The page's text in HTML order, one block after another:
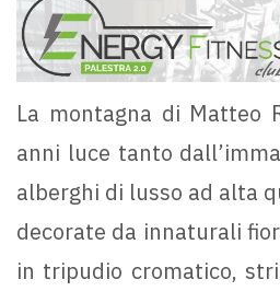
La montagna di Matteo
anni luce tanto
alberghi di lusso ad alta
decorate da innaturali
in tripudio cromatico,